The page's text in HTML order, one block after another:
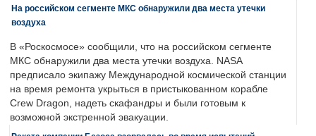
На российском сегменте МКС обнаружили два места утечки
воздуха
В «Роскосмосе» сообщили, что на российском сегменте
МКС обнаружили два места утечки воздуха. NASA
предписало экипажу Международной космической станции
на время ремонта укрыться в пристыкованном корабле
Crew Dragon, надеть скафандры и были готовым к
возможной экстренной эвакуации.